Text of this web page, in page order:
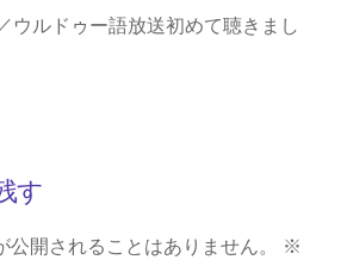
ウルドゥー語放送初めて聴きまし
す
公開されることはありません。
※